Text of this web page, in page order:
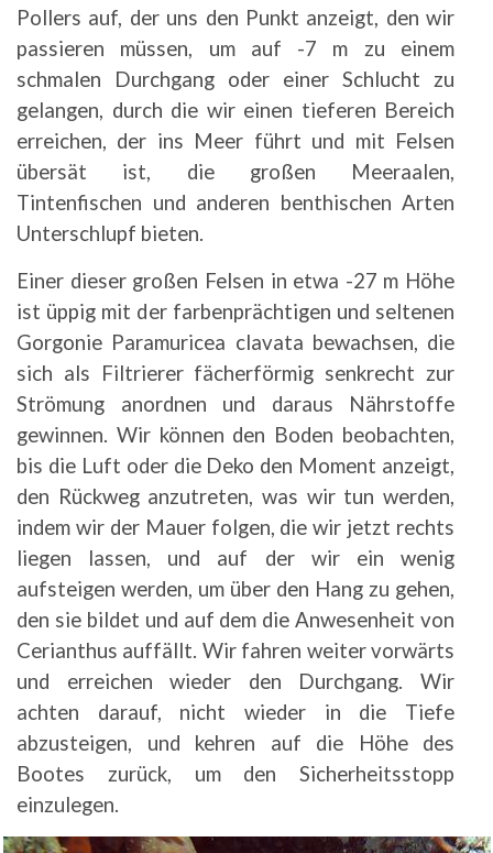
Pollers auf, der uns den Punkt anzeigt, den wir
passieren müssen, um auf -7 m zu einem
schmalen Durchgang oder einer Schlucht zu
gelangen, durch die wir einen tieferen Bereich
erreichen, der ins Meer führt und mit Felsen
übersät ist, die großen Meeraalen,
Tintenfischen und anderen benthischen Arten
Unterschlupf bieten.
Einer dieser großen Felsen in etwa -27 m Höhe
ist üppig mit der farbenprächtigen und seltenen
Gorgonie Paramuricea clavata bewachsen, die
sich als Filtrierer fächerförmig senkrecht zur
Strömung anordnen und daraus Nährstoffe
gewinnen. Wir können den Boden beobachten,
bis die Luft oder die Deko den Moment anzeigt,
den Rückweg anzutreten, was wir tun werden,
indem wir der Mauer folgen, die wir jetzt rechts
liegen lassen, und auf der wir ein wenig
aufsteigen werden, um über den Hang zu gehen,
den sie bildet und auf dem die Anwesenheit von
Cerianthus auffällt. Wir fahren weiter vorwärts
und erreichen wieder den Durchgang. Wir
achten darauf, nicht wieder in die Tiefe
abzusteigen, und kehren auf die Höhe des
Bootes zurück, um den Sicherheitsstopp
einzulegen.